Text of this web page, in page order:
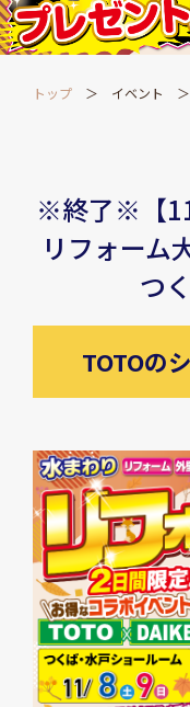
トップ イベント
※終了※【
リフォーム
つ
TOTOの